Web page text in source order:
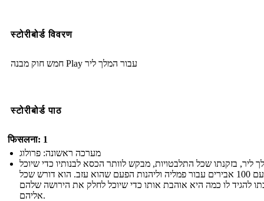
स्टोरीबोर्ड विवरण
חמש חוק מבנה Play עבור המלך ליר
स्टोरीबोर्ड पाठ
फिसलना: 1
מערכה ראשונה: פרולוג
ליר, בזקנתו שכל התלבטויות, מבקש לוותר הכסא לבנותיו כדי שיוכל
לפרוש עם 100 אבירים עבור פמליה וליהנות הפעם שהוא עזב. הוא דורש שכל
להגיד לו כמה היא אוהבת אותו כדי שיוכל לחלק את הירושה שלהם
אליהם.